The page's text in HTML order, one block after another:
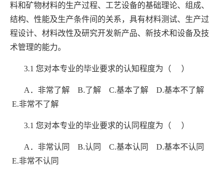
料和矿物材料的生产过程、工艺设备的基础理论、组成、
结构、性能及生产条件间的关系，具有材料测试、生产过
程设计、材料改性及研究开发新产品、新技术和设备及技
术管理的能力。
3.1 您对本专业的毕业要求的认知程度为（ ）
A ．非常了解 B.了解 C.基本了解 D.基本不了解
E.非常不了解
3.1 您对本专业的毕业要求的认同程度为（ ）
A ．非常认同 B.认同 C.基本认同 D.基本不认同
E.非常不认同